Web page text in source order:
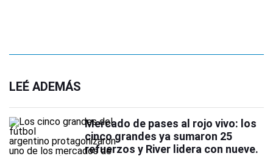
LEÉ ADEMÁS
Mercado de pases al rojo vivo: los
cinco grandes ya sumaron 25
refuerzos y River lidera con nueve.